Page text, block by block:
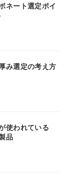
ネート選定ポイ
み選定の考え方
使われている
品